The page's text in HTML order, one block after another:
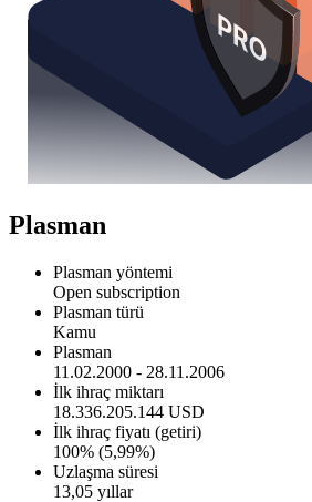
Plasman
Plasman yöntemi
Open subscription
Plasman türü
Kamu
Plasman
11.02.2000 - 28.11.2006
İlk ihraç miktarı
18.336.205.144 USD
İlk ihraç fiyatı (getiri)
100% (5,99%)
Uzlaşma süresi
13,05 yıllar